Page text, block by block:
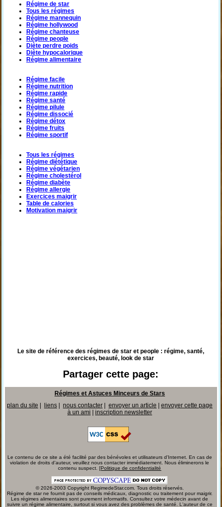
Régime de star
Tous les régimes
Régime mannequin
Régime hollywood
Régime chanteuse
Régime people
Diète perdre poids
Diète hypocalorique
Régime alimentaire
Régime facile
Régime nutrition
Régime rapide
Régime santé
Régime pilule
Régime dissocié
Régime détox
Régime fruits
Régime sportif
Tous les régimes
Régime diététique
Régime végétarien
Régime cholestérol
Régime diabète
Régime allergie
Exercices maigrir
Table de calories
Motivation maigrir
Le site de référence des régimes de star et people : régime, santé,
exercices, beauté, look de star
Partager cette page:
Régimes et Astuces Minceurs de Stars
plan du site
liens| nous contacter| envoyer un article
envoyer cette page
à un ami
inscription newsletter
Le contenu de ce site a été facilité par des bénévoles et utilisateurs d'Internet. En cas de
violation de droits d'auteur, veuillez nous contacter immédiatement. Nous éliminerons le
contenu suspect. [Politique de confidentialité
© 2026-2003 Copyright RegimedeStar.com. Tous droits réservés.
Régime de star ne fournit pas de conseils médicaux, diagnostic ou traitement pour maigrir.
Les régimes alimentaires sont purement informatifs. Consultez votre médecin avant de
suivre un régime alimentaire, surtout si vous avez des problèmes de santé. L'auteur de ce